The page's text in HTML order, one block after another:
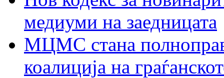
медиуми на заедницата
МЦМС стана
коалиција на